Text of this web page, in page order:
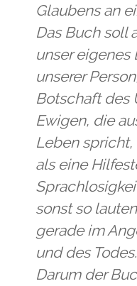
Glaubens an
Das Buch soll
unser eigenes
unserer
Botschaft des
Ewigen, die
Leben
als eine
sonst so
gerade im
und des Todes.
Darum der